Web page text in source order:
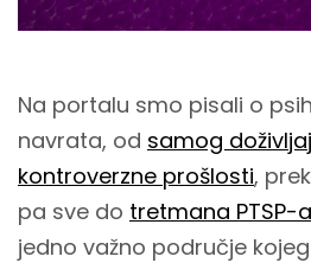
Na portalu smo pisali o
navrata, od samog
kontroverzne prošlosti,
pa sve do tretmana PTSP-a
jedno važno područje